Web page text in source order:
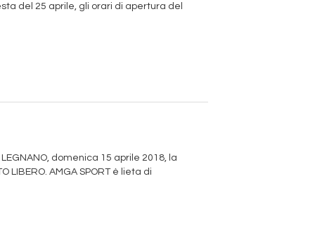
25 aprile, gli orari di apertura del
domenica 15 aprile 2018, la
LIBERO. AMGA SPORT è lieta di